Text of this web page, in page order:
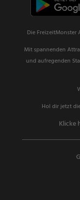
Die FreizeitMonster
Mit spannenden
und aufregenden
Hol dir jetzt
Klicke